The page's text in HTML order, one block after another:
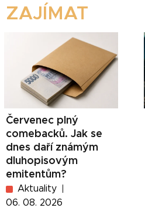
ZAJÍMAT
Červenec plný
comebacků. Jak se
dnes daří známým
dluhopisovým
emitentům?
Aktuality
06. 08. 2026